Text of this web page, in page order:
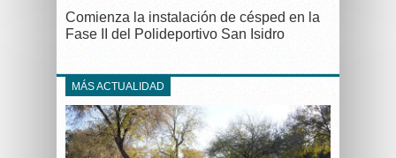
Comienza la instalación de césped en la
Fase II del Polideportivo San Isidro
MÁS ACTUALIDAD